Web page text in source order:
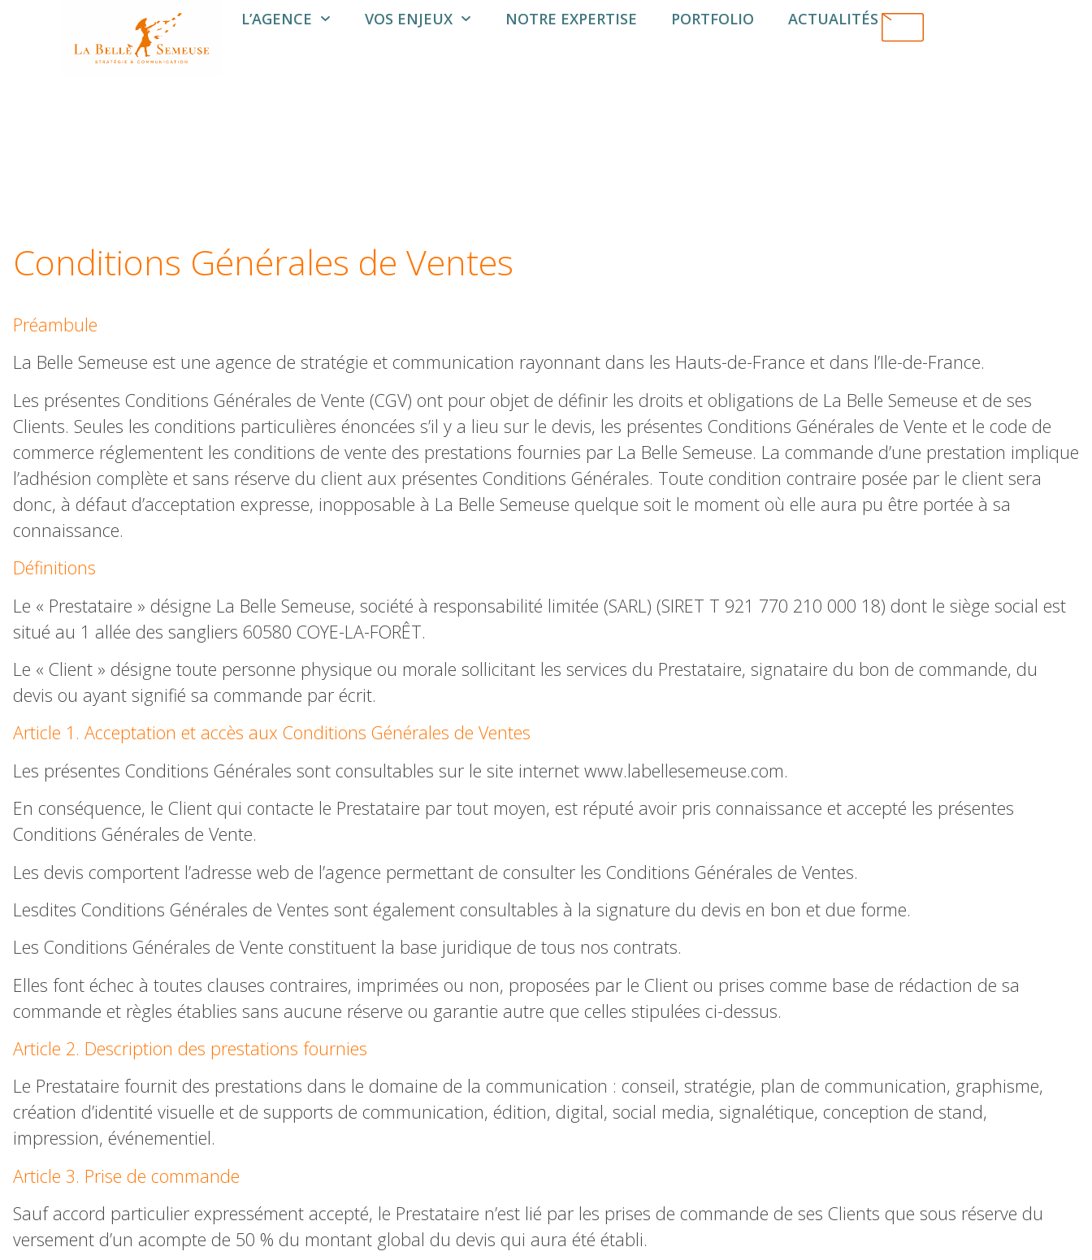
L’AGENCE VOS ENJEUX NOTRE EXPERTISE PORTFOLIO ACTUALITÉS
Conditions Générales de Ventes
Préambule
La Belle Semeuse est une agence de stratégie et communication rayonnant dans les Hauts-de-France et dans l’Ile-de-France.
Les présentes Conditions Générales de Vente (CGV) ont pour objet de définir les droits et obligations de La Belle Semeuse et de ses
Clients. Seules les conditions particulières énoncées s’il y a lieu sur le devis, les présentes Conditions Générales de Vente et le code de
commerce réglementent les conditions de vente des prestations fournies par La Belle Semeuse. La commande d’une prestation implique
l’adhésion complète et sans réserve du client aux présentes Conditions Générales. Toute condition contraire posée par le client sera
donc, à défaut d’acceptation expresse, inopposable à La Belle Semeuse quelque soit le moment où elle aura pu être portée à sa
connaissance.
Définitions
Le « Prestataire » désigne La Belle Semeuse, société à responsabilité limitée (SARL) (SIRET T 921 770 210 000 18) dont le siège social est
situé au 1 allée des sangliers 60580 COYE-LA-FORÊT.
Le « Client » désigne toute personne physique ou morale sollicitant les services du Prestataire, signataire du bon de commande, du
devis ou ayant signifié sa commande par écrit.
Article 1. Acceptation et accès aux Conditions Générales de Ventes
Les présentes Conditions Générales sont consultables sur le site internet www.labellesemeuse.com.
En conséquence, le Client qui contacte le Prestataire par tout moyen, est réputé avoir pris connaissance et accepté les présentes
Conditions Générales de Vente.
Les devis comportent l’adresse web de l’agence permettant de consulter les Conditions Générales de Ventes.
Lesdites Conditions Générales de Ventes sont également consultables à la signature du devis en bon et due forme.
Les Conditions Générales de Vente constituent la base juridique de tous nos contrats.
Elles font échec à toutes clauses contraires, imprimées ou non, proposées par le Client ou prises comme base de rédaction de sa
commande et règles établies sans aucune réserve ou garantie autre que celles stipulées ci-dessus.
Article 2. Description des prestations fournies
Le Prestataire fournit des prestations dans le domaine de la communication : conseil, stratégie, plan de communication, graphisme,
création d’identité visuelle et de supports de communication, édition, digital, social media, signalétique, conception de stand,
impression, événementiel.
Article 3. Prise de commande
Sauf accord particulier expressément accepté, le Prestataire n’est lié par les prises de commande de ses Clients que sous réserve du
versement d’un acompte de 50 % du montant global du devis qui aura été établi.